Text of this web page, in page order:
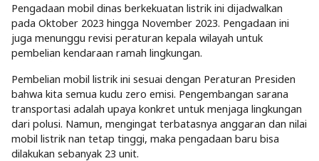
Pengadaan mobil dinas berkekuatan listrik ini dijadwalkan
pada Oktober 2023 hingga November 2023. Pengadaan ini
juga menunggu revisi peraturan kepala wilayah untuk
pembelian kendaraan ramah lingkungan.
Pembelian mobil listrik ini sesuai dengan Peraturan Presiden
bahwa kita semua kudu zero emisi. Pengembangan sarana
transportasi adalah upaya konkret untuk menjaga lingkungan
dari polusi. Namun, mengingat terbatasnya anggaran dan nilai
mobil listrik nan tetap tinggi, maka pengadaan baru bisa
dilakukan sebanyak 23 unit.